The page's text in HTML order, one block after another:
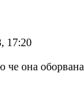
17:20
че она оборвана